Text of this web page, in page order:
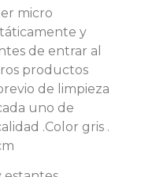
micro
y
de entrar al
productos
de limpieza
uno de
.Color gris .